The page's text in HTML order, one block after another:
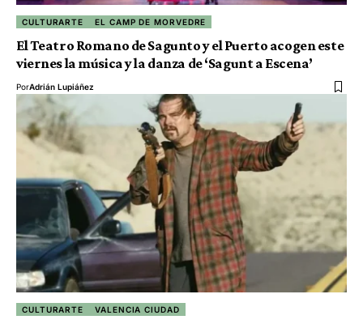
CULTURARTE EL CAMP DE MORVEDRE
El Teatro Romano de Sagunto y el Puerto acogen este
viernes la música y la danza de ‘Sagunt a Escena’
PorAdrián Lupiáñez
CULTURARTE VALENCIA CIUDAD